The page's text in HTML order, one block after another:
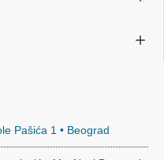
Pašića 1 • Beograd